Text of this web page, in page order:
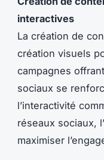
interactives
La création de
création visuels
campagnes
sociaux se
l’interactivité
réseaux sociaux,
maximiser